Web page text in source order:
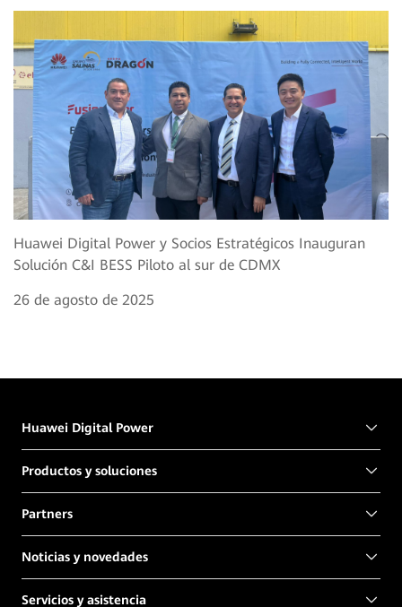
Huawei Digital Power y Socios Estratégicos Inauguran
Solución C&I BESS Piloto al sur de CDMX
26 de agosto de 2025
Huawei Digital Power
Productos y soluciones
Partners
Noticias y novedades
Servicios y asistencia